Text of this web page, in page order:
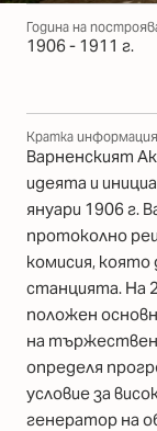
Година на
1906 - 1911 г.
Кратка информация
Варненският
идеята и
януари 1906 г.
протоколно
комисия, която
станцията. На
положен
на
определя
условие за
генератор на